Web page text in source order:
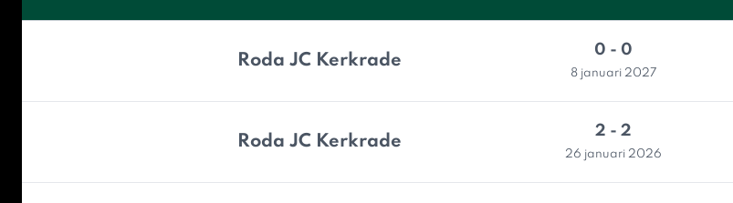
Roda JC Kerkrade
0 - 0
8 januari 2027
Roda JC Kerkrade
2 - 2
26 januari 2026